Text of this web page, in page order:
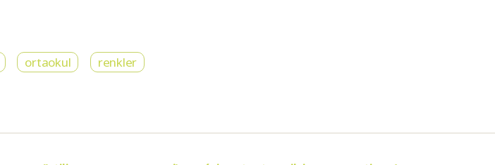
ortaokul renkler